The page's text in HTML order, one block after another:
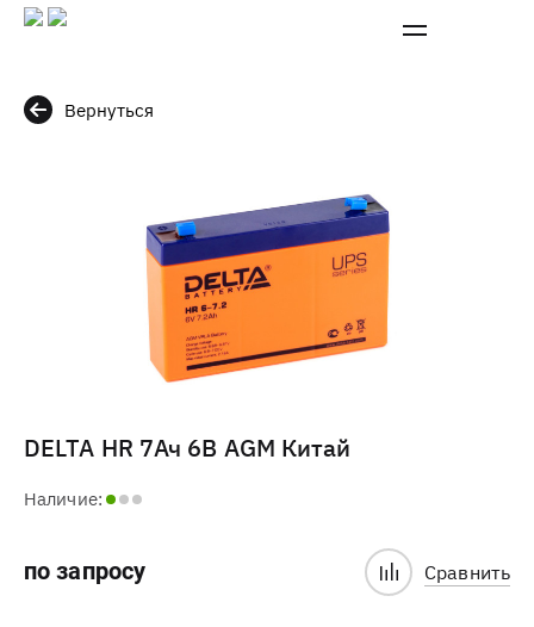
Вернуться
DELTA HR 7Ач 6В AGM Китай
Наличие:
по запросу Сравнить